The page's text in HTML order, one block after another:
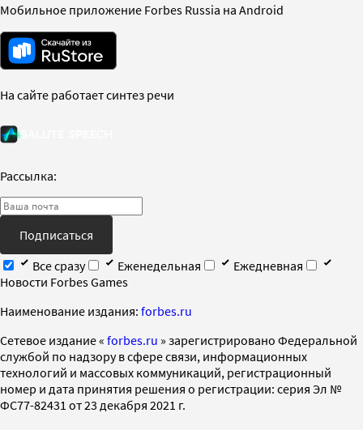
Мобильное приложение Forbes Russia на Android
На сайте работает синтез речи
Рассылка:
Подписаться
Все сразу
Еженедельная
Ежедневная
Новости Forbes Games
Наименование издания: forbes.ru
Cетевое издание « forbes.ru » зарегистрировано Федеральной
службой по надзору в сфере связи, информационных
технологий и массовых коммуникаций, регистрационный
номер и дата принятия решения о регистрации: серия Эл №
ФС77-82431 от 23 декабря 2021 г.